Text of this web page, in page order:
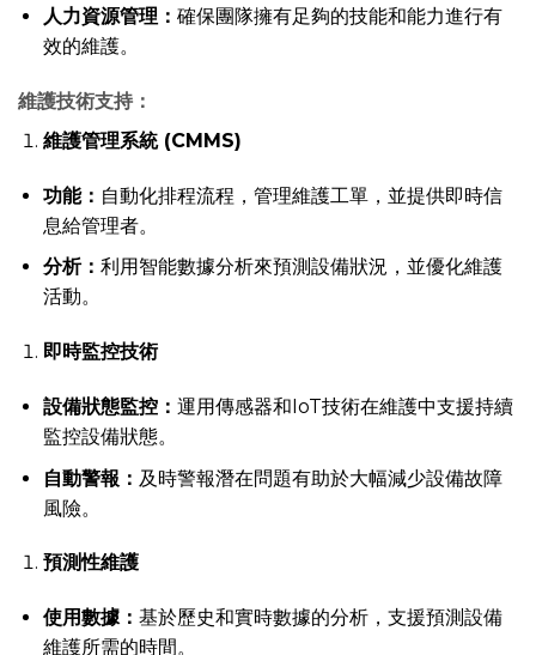
人力資源管理： 確保團隊擁有足夠的技能和能力進行有
效的維護。
維護技術支持：
維護管理系統 (CMMS)
功能： 自動化排程流程，管理維護工單，並提供即時信
息給管理者。
分析： 利用智能數據分析來預測設備狀況，並優化維護
活動。
即時監控技術
設備狀態監控： 運用傳感器和IoT技術在維護中支援持續
監控設備狀態。
自動警報： 及時警報潛在問題有助於大幅減少設備故障
風險。
預測性維護
使用數據： 基於歷史和實時數據的分析，支援預測設備
維護所需的時間。